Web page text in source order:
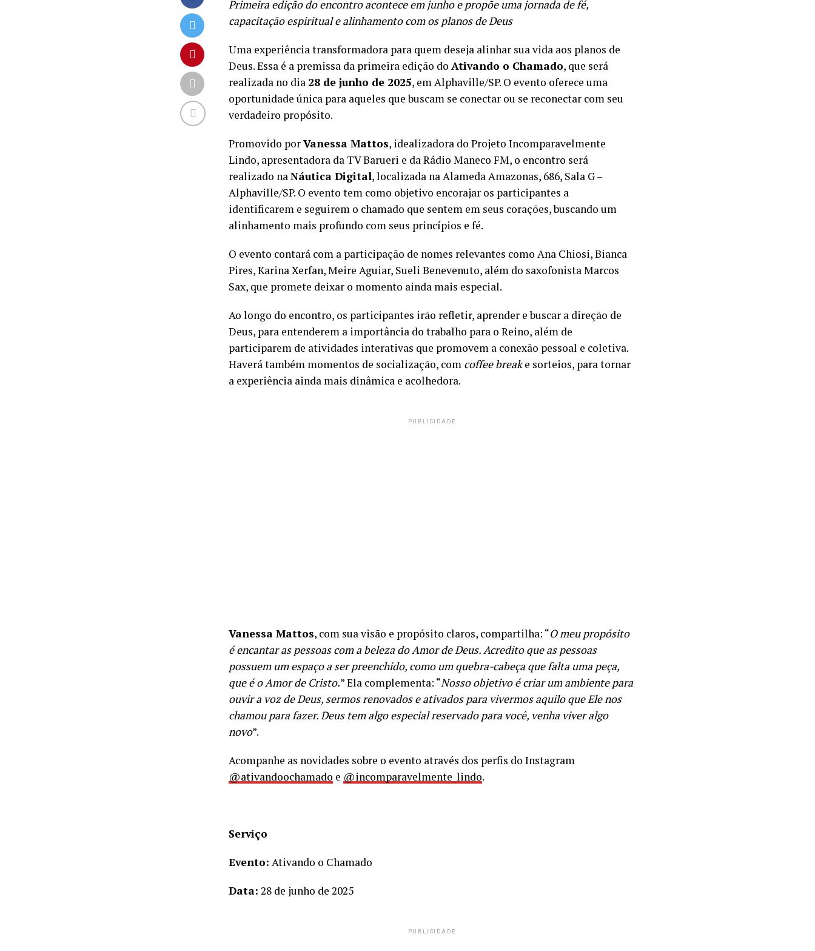
Primeira edição do encontro acontece em junho e propõe uma jornada de fé,
capacitação espiritual e alinhamento com os planos de Deus
Uma experiência transformadora para quem deseja alinhar sua vida aos planos de
Deus. Essa é a premissa da primeira edição do Ativando o Chamado, que será
realizada no dia 28 de junho de 2025, em Alphaville/SP. O evento oferece uma
oportunidade única para aqueles que buscam se conectar ou se reconectar com seu
verdadeiro propósito.
Promovido porVanessa Mattos, idealizadora do Projeto Incomparavelmente
Lindo, apresentadora da TV Barueri e da Rádio Maneco FM, o encontro será
realizado naNáutica Digital, localizada na Alameda Amazonas, 686, Sala G –
Alphaville/SP. O evento tem como objetivo encorajar os participantes a
identificarem e seguirem o chamado que sentem em seus corações, buscando um
alinhamento mais profundo com seus princípios e fé.
O evento contará com a participação de nomes relevantes como Ana Chiosi, Bianca
Pires, Karina Xerfan, Meire Aguiar, Sueli Benevenuto, além do saxofonista Marcos
Sax, que promete deixar o momento ainda mais especial.
Ao longo do encontro, os participantes irão refletir, aprender e buscar a direção de
Deus, para entenderem a importância do trabalho para o Reino, além de
participarem de atividades interativas que promovem a conexão pessoal e coletiva.
Haverá também momentos de socialização, com coffee breake sorteios, para tornar
a experiência ainda mais dinâmica e acolhedora.
PUBLICIDADE
Vanessa Mattos, com sua visão e propósito claros, compartilha: “O meu propósito
é encantar as pessoas com a beleza do Amor de Deus. Acredito que as pessoas
possuem um espaço a ser preenchido, como um quebra-cabeça que falta uma peça,
que é o Amor de Cristo.” Ela complementa: “Nosso objetivo é criar um ambiente para
ouvir a voz de Deus, sermos renovados e ativados para vivermos aquilo que Ele nos
chamou para fazer. Deus tem algo especial reservado para você, venha viver algo
novo”.
Acompanhe as novidades sobre o evento através dos perfis do Instagram
@ativandoochamado e @incomparavelmente_lindo.
Serviço
Evento: Ativando o Chamado
Data: 28 de junho de 2025
PUBLICIDADE